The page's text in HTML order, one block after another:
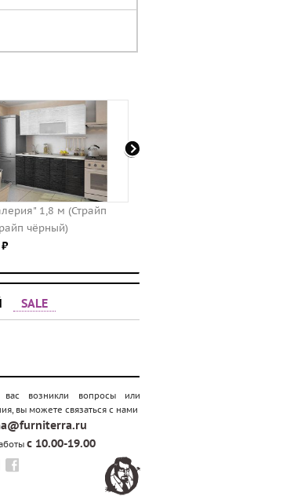
Кухня САКУРА-3, правая - левая
19900.00 ⃏
SALE
возникли вопросы или
вы можете связаться с нами
с 10.00-19.00